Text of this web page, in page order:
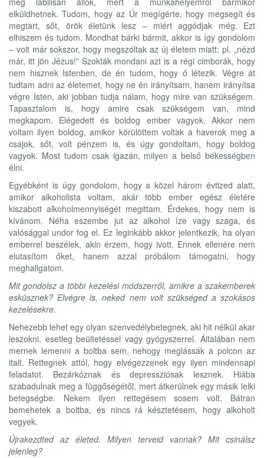
elküldhetnek. Tudom, hogy az Úr megígérte, hogy megsegít és
megtart, sőt, örök életünk lesz – miért aggódjak még. Ezt
elhiszem és tudom. Mondhat bárki bármit, akkor is így gondolom
– volt már sokszor, hogy megszóltak az új életem miatt: pl. „nézd
már, itt jön Jézus!” Szokták mondani azt is a régi cimborák, hogy
nem hisznek Istenben, de én tudom, hogy ő létezik. Végre át
tudtam adni az életemet, hogy ne én irányítsam, hanem irányítsa
végre Isten, aki jobban tudja nálam, hogy mire van szükségem.
Tapasztalom is, hogy amire csak szükségem van, mind
megkapom. Elégedett és boldog ember vagyok. Akkor nem
voltam ilyen boldog, amikor körülöttem voltak a haverok meg a
csajok, sőt, volt pénzem is, és úgy gondoltam, hogy boldog
vagyok. Most tudom csak igazán, milyen a belső békességben
élni.
Egyébként is úgy gondolom, hogy a közel három évtized alatt,
amikor alkoholista voltam, akár több ember egész életére
kiszabott alkoholmennyiségét megittam. Érdekes, hogy nem is
kívánom. Néha eszembe jut az alkohol íze vagy szaga, és
valósággal undor fog el. Ez leginkább akkor jelentkezik, ha olyan
emberrel beszélek, akin érzem, hogy ivott. Ennek ellenére nem
elutasítom őket, hanem azzal próbálom támogatni, hogy
meghallgatom.
Mit gondolsz a többi kezelési módszerről, amikre a szakemberek
esküsznek? Elvégre is, neked nem volt szükséged a szokásos
kezelésekre.
Nehezebb lehet egy olyan szenvedélybetegnek, aki hit nélkül akar
leszokni, esetleg beültetéssel vagy gyógyszerrel. Általában nem
mernek lemenni a boltba sem, nehogy meglássák a polcon az
italt. Rettegnek attól, hogy elvégezzenek egy ilyen mindennapi
feladatot. Bezárkóznak és depressziósak lesznek. Hiába
szabadulnak meg a függőségétől, mert átkerülnek egy másik lelki
betegségbe. Nekem ilyen rettegésem sosem volt. Bátran
bemehetek a boltba, és nincs rá késztetésem, hogy alkoholt
vegyek.
Újrakezdted az életed. Milyen terveid vannak? Mit csinálsz
jelenleg?